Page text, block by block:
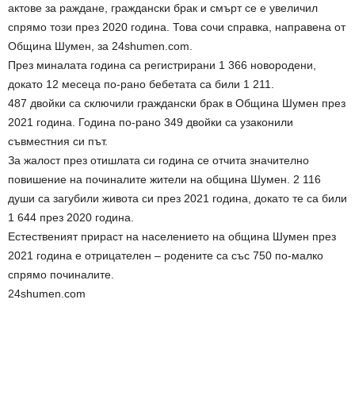
актове за раждане, граждански брак и смърт се е увеличил
спрямо този през 2020 година. Това сочи справка, направена от
Община Шумен, за 24shumen.com.
През миналата година са регистрирани 1 366 новородени,
докато 12 месеца по-рано бебетата са били 1 211.
487 двойки са сключили граждански брак в Община Шумен през
2021 година. Година по-рано 349 двойки са узаконили
съвместния си път.
За жалост през отишлата си година се отчита значително
повишение на починалите жители на община Шумен. 2 116
души са загубили живота си през 2021 година, докато те са били
1 644 през 2020 година.
Естественият прираст на населението на община Шумен през
2021 година е отрицателен – родените са със 750 по-малко
спрямо починалите.
24shumen.com